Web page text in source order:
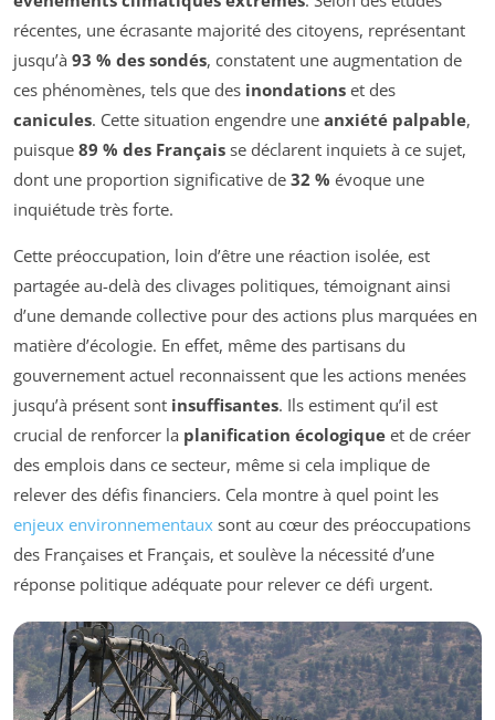
récentes, une écrasante majorité des citoyens, représentant
jusqu’à 93 % des sondés, constatent une augmentation de
ces phénomènes, tels que des inondations et des
canicules. Cette situation engendre une anxiété palpable,
puisque 89 % des Français se déclarent inquiets à ce sujet,
dont une proportion significative de 32 % évoque une
inquiétude très forte.
Cette préoccupation, loin d’être une réaction isolée, est
partagée au-delà des clivages politiques, témoignant ainsi
d’une demande collective pour des actions plus marquées en
matière d’écologie. En effet, même des partisans du
gouvernement actuel reconnaissent que les actions menées
jusqu’à présent sont insuffisantes. Ils estiment qu’il est
crucial de renforcer la planification écologique et de créer
des emplois dans ce secteur, même si cela implique de
relever des défis financiers. Cela montre à quel point les
enjeux environnementaux sont au cœur des préoccupations
des Françaises et Français, et soulève la nécessité d’une
réponse politique adéquate pour relever ce défi urgent.